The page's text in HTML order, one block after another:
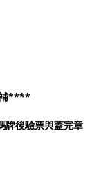
補****
牌後驗票與蓋完章